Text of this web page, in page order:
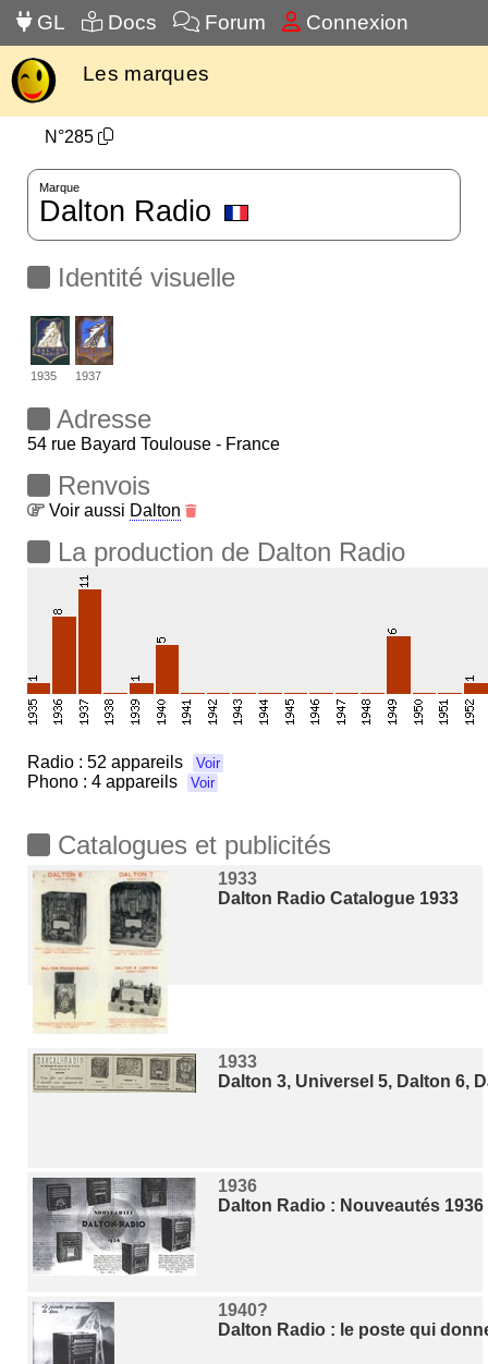
GL Docs Forum Connexion
Les marques
N°285
Marque
Dalton Radio
Identité visuelle
1935 1937
Adresse
54 rue Bayard Toulouse - France
Renvois
Voir aussi Dalton
La production de Dalton Radio
Radio : 52 appareils Voir
Phono : 4 appareils Voir
Catalogues et publicités
1933
Dalton Radio Catalogue 1933
1933
Dalton 3, Universel 5, Dalton 6,
1936
Dalton Radio : Nouveautés 1936
1940?
Dalton Radio : le poste qui